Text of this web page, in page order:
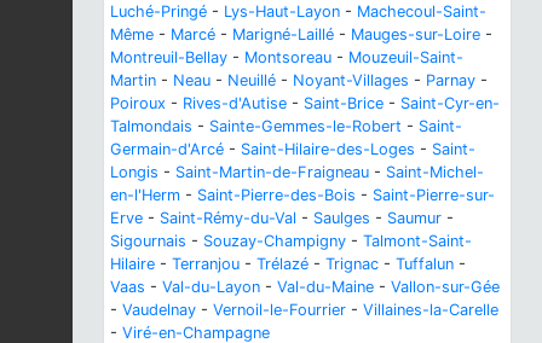
Luché-Pringé - Lys-Haut-Layon - Machecoul-Saint-
Même - Marcé - Marigné-Laillé - Mauges-sur-Loire -
Montreuil-Bellay - Montsoreau - Mouzeuil-Saint-
Martin - Neau - Neuillé - Noyant-Villages - Parnay -
Poiroux - Rives-d'Autise - Saint-Brice - Saint-Cyr-en-
Talmondais - Sainte-Gemmes-le-Robert - Saint-
Germain-d'Arcé - Saint-Hilaire-des-Loges - Saint-
Longis - Saint-Martin-de-Fraigneau - Saint-Michel-
en-l'Herm - Saint-Pierre-des-Bois - Saint-Pierre-sur-
Erve - Saint-Rémy-du-Val - Saulges - Saumur -
Sigournais - Souzay-Champigny - Talmont-Saint-
Hilaire - Terranjou - Trélazé - Trignac - Tuffalun -
Vaas - Val-du-Layon - Val-du-Maine - Vallon-sur-Gée
- Vaudelnay - Vernoil-le-Fourrier - Villaines-la-Carelle
- Viré-en-Champagne